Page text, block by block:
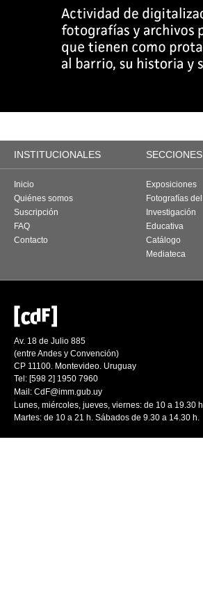
INSTITUCIONALES SECCIONES
Inicio
Quiénes somos
Suscripción
FAQ
Contacto
Exposiciones
Fotografías
Investigación
Educativa
Catálogo
Mediateca
Av. 18 de Julio 885
(entre Andes y Convención)
CP 11100. Montevideo. Uruguay
Tel: [598 2] 1950 7960
Mail: CdF@imm.gub.uy
Lunes, miércoles, jueves, viernes: de 10 a 19.30
Martes: de 10 a 21 h. Sábados de 9.30 a 14.30 h.